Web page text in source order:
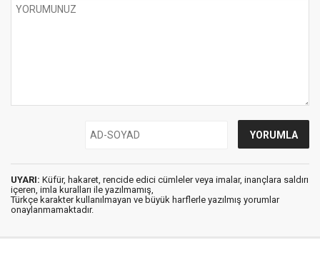
UYARI: Küfür, hakaret, rencide edici cümleler veya imalar, inançlara saldırı
içeren, imla kuralları ile yazılmamış,
Türkçe karakter kullanılmayan ve büyük harflerle yazılmış yorumlar
onaylanmamaktadır.